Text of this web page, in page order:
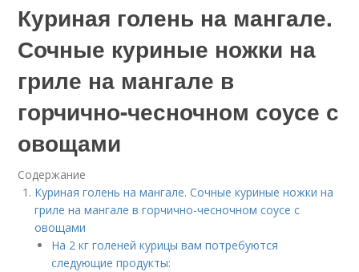
Куриная голень на мангале.
Сочные куриные ножки на
гриле на мангале в
горчично-чесночном соусе с
овощами
Содержание
Куриная голень на мангале. Сочные куриные ножки на
гриле на мангале в горчично-чесночном соусе с
овощами
На 2 кг голеней курицы вам потребуются
следующие продукты: